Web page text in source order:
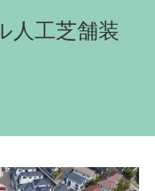
人工芝舗装